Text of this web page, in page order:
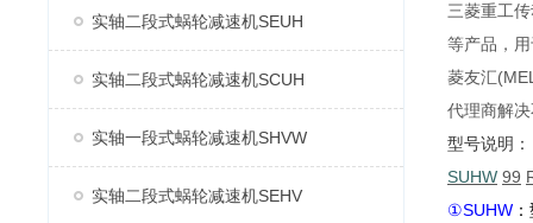
实轴二段式蜗轮减速机SEUH
实轴二段式蜗轮减速机SCUH
实轴一段式蜗轮减速机SHVW
实轴二段式蜗轮减速机SEHV
三菱重工
等产品，
菱友汇
代理商解
型号说明：
SUHW 99
①SUHW